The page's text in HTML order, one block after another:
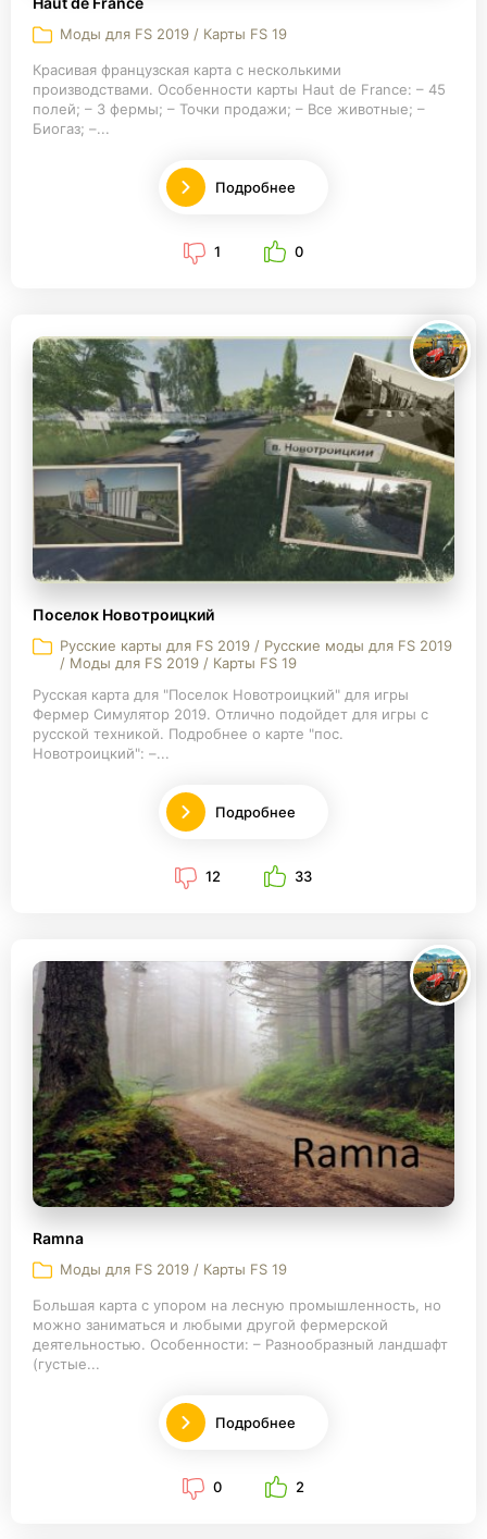
Моды для FS 2019 / Карты FS 19
Красивая французская карта с несколькими
производствами. Особенности карты Haut de France: – 45
полей; – 3 фермы; – Точки продажи; – Все животные; –
Биогаз; –...
Подробнее
1 0
Поселок Новотроицкий
Русские карты для FS 2019 / Русские моды для FS 2019
/ Моды для FS 2019 / Карты FS 19
Русская карта для "Поселок Новотроицкий" для игры
Фермер Симулятор 2019. Отлично подойдет для игры с
русской техникой. Подробнее о карте "пос.
Новотроицкий": –...
Подробнее
12 33
Ramna
Моды для FS 2019 / Карты FS 19
Большая карта с упором на лесную промышленность, но
можно заниматься и любыми другой фермерской
деятельностью. Особенности: – Разнообразный ландшафт
(густые...
Подробнее
0 2